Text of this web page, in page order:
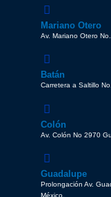
Mariano Otero
Av. Mariano Otero
Batán
Carretera a Saltillo
Colón
Av. Colón No 2970
Guadalupe
Prolongación Av.